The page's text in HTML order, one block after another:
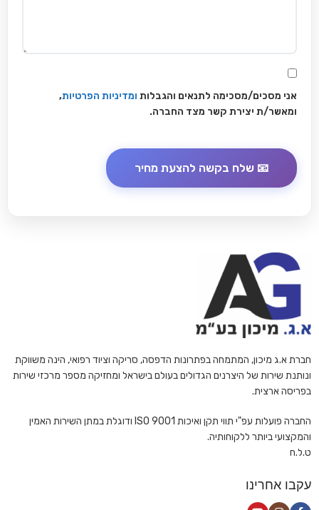
אני מסכים/מסכימה לתנאים והגבלות ומדיניות הפרטיות,
ומאשר/ת יצירת קשר מצד החברה.
חברת א.ג מיכון, המתמחה בפתרונות הדפסה, סריקה וציוד רפואי, הינה משווקת
ונותנת שירות של היצרנים הגדולים בעולם בישראל ומחזיקה מספר מרכזי שירות
בפריסה ארצית.
החברה פועלות עפ"י תווי תקן ואיכות ISO 9001 ודוגלת במתן השירות האמין
והמקצועי ביותר ללקוחותיה.
ט.ל.ח
עקבו אחרינו